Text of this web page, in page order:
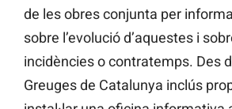
de les obres conjunta per
sobre l’evolució d’aquestes i
incidències o contratemps. Des
Greuges de Catalunya inclús